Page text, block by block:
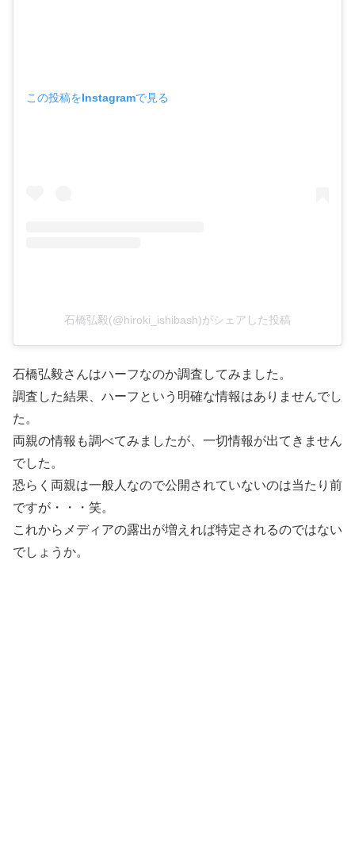
この投稿をInstagramで見る
石橋弘毅(@hiroki_ishibash)がシェアした投稿
石橋弘毅さんはハーフなのか調査してみました。
調査した結果、ハーフという明確な情報はありませんでし
た。
両親の情報も調べてみましたが、一切情報が出てきません
でした。
恐らく両親は一般人なので公開されていないのは当たり前
ですが・・・笑。
これからメディアの露出が増えれば特定されるのではない
でしょうか。